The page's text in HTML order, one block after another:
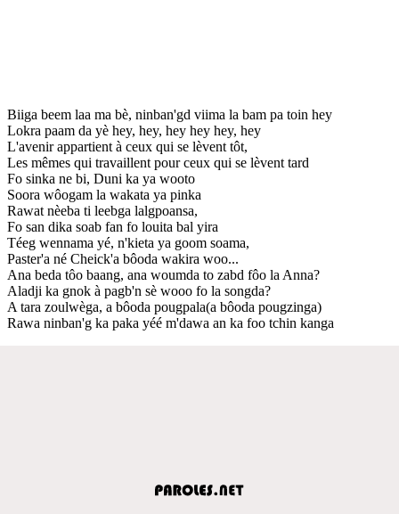
Biiga beem laa ma bè, ninban'gd viima la bam pa toin hey
Lokra paam da yè hey, hey, hey hey hey, hey
L'avenir appartient à ceux qui se lèvent tôt,
Les mêmes qui travaillent pour ceux qui se lèvent tard
Fo sinka ne bi, Duni ka ya wooto
Soora wôogam la wakata ya pinka
Rawat nèeba ti leebga lalgpoansa,
Fo san dika soab fan fo louita bal yira
Téeg wennama yé, n'kieta ya goom soama,
Paster'a né Cheick'a bôoda wakira woo...
Ana beda tôo baang, ana woumda to zabd fôo la Anna?
Aladji ka gnok à pagb'n sè wooo fo la songda?
A tara zoulwèga, a bôoda pougpala(a bôoda pougzinga)
Rawa ninban'g ka paka yéé m'dawa an ka foo tchin kanga